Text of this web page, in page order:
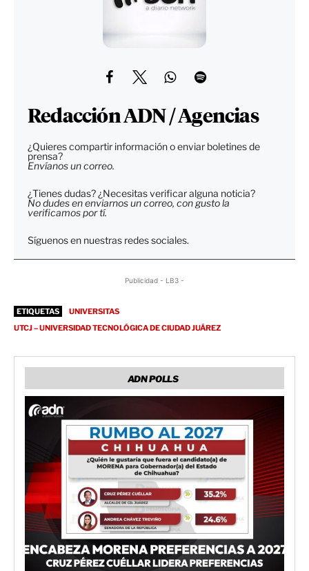
Redacción ADN / Agencias
¿Quieres compartir información o enviar boletines de
prensa?
Envíanos un correo.
¿Tienes dudas? ¿Necesitas verificar alguna noticia?
No dudes en enviarnos un correo, con gusto la
verificamos por tí.
Síguenos en nuestras redes sociales.
Publicidad - LB3 -
ETIQUETAS
UNIVERSITAS
UTCJ – UNIVERSIDAD TECNOLÓGICA DE CIUDAD JUÁREZ
ADN POLLS